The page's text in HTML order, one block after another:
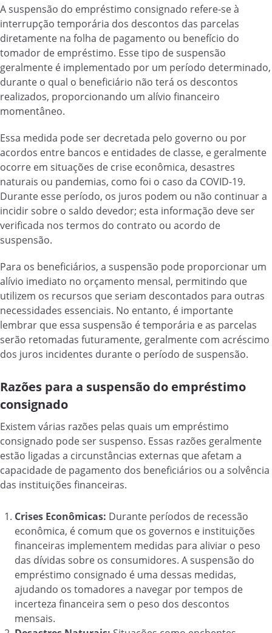
A suspensão do empréstimo consignado refere-se à
interrupção temporária dos descontos das parcelas
diretamente na folha de pagamento ou benefício do
tomador de empréstimo. Esse tipo de suspensão
geralmente é implementado por um período determinado,
durante o qual o beneficiário não terá os descontos
realizados, proporcionando um alívio financeiro
momentâneo.
Essa medida pode ser decretada pelo governo ou por
acordos entre bancos e entidades de classe, e geralmente
ocorre em situações de crise econômica, desastres
naturais ou pandemias, como foi o caso da COVID-19.
Durante esse período, os juros podem ou não continuar a
incidir sobre o saldo devedor; esta informação deve ser
verificada nos termos do contrato ou acordo de
suspensão.
Para os beneficiários, a suspensão pode proporcionar um
alívio imediato no orçamento mensal, permitindo que
utilizem os recursos que seriam descontados para outras
necessidades essenciais. No entanto, é importante
lembrar que essa suspensão é temporária e as parcelas
serão retomadas futuramente, geralmente com acréscimo
dos juros incidentes durante o período de suspensão.
Razões para a suspensão do empréstimo
consignado
Existem várias razões pelas quais um empréstimo
consignado pode ser suspenso. Essas razões geralmente
estão ligadas a circunstâncias externas que afetam a
capacidade de pagamento dos beneficiários ou a solvência
das instituições financeiras.
Crises Econômicas: Durante períodos de recessão
econômica, é comum que os governos e instituições
financeiras implementem medidas para aliviar o peso
das dívidas sobre os consumidores. A suspensão do
empréstimo consignado é uma dessas medidas,
ajudando os tomadores a navegar por tempos de
incerteza financeira sem o peso dos descontos
mensais.